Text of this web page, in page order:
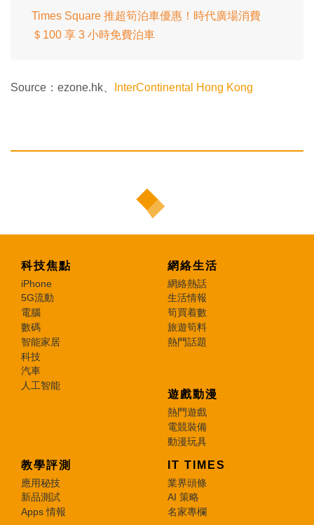
Times Square 推超筍泊車優惠！時代廣場消費
＄100 享 3 小時免費泊車
Source：ezone.hk、 InterContinental Hong Kong
科技焦點
iPhone
5G流動
電腦
數碼
智能家居
科技
汽車
人工智能
網絡生活
網絡熱話
生活情報
筍買着數
旅遊筍料
熱門話題
遊戲動漫
熱門遊戲
電競裝備
動漫玩具
教學評測
應用秘技
新品測試
Apps 情報
IT TIMES
業界頭條
AI 策略
名家專欄